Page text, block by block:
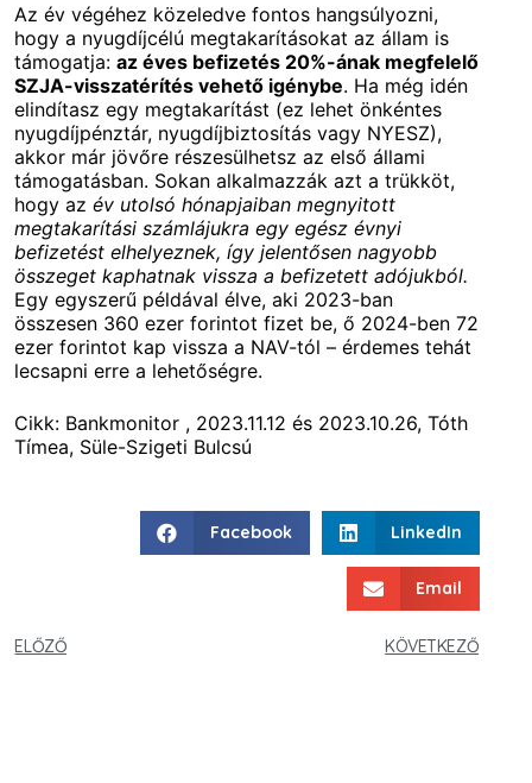
Az év végéhez közeledve fontos hangsúlyozni,
hogy a nyugdíjcélú megtakarításokat az állam is
támogatja:az éves befizetés 20%-ának megfelelő
SZJA-visszatérítés vehető igénybe. Ha még idén
elindítasz egy megtakarítást (ez lehet önkéntes
nyugdíjpénztár, nyugdíjbiztosítás vagy NYESZ),
akkor már jövőre részesülhetsz az első állami
támogatásban. Sokan alkalmazzák azt a trükköt,
hogy azév utolsó hónapjaiban megnyitott
megtakarítási számlájukra egy egész évnyi
befizetést elhelyeznek, így jelentősen nagyobb
összeget kaphatnak vissza a befizetett adójukból.
Egy egyszerű példával élve, aki 2023-ban
összesen 360 ezer forintot fizet be, ő 2024-ben 72
ezer forintot kap vissza a NAV-tól – érdemes tehát
lecsapni erre a lehetőségre.
Cikk: Bankmonitor , 2023.11.12 és 2023.10.26, Tóth
Tímea, Süle-Szigeti Bulcsú
Facebook LinkedIn
Email
ELŐZŐ KÖVETKEZŐ